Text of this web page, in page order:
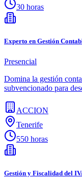
30 horas
Experto en Gestión
Presencial
Domina la gestión
subvencionado para
ACCION
Tenerife
550 horas
Gestión y Fiscalidad del